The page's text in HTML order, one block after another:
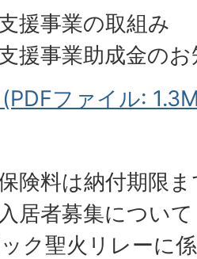
援事業の取組み
援事業助成金の
ファイル:
険料は納付期限
居者募集について
ク聖火リレーに